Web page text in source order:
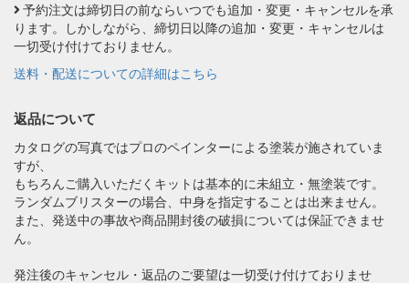
予約注文は締切日の前ならいつでも追加・変更・キャンセルを承
ります。しかしながら、締切日以降の追加・変更・キャンセルは
一切受け付けておりません。
送料・配送についての詳細はこちら
返品について
カタログの写真ではプロのペインターによる塗装が施されていま
すが、
もちろんご購入いただくキットは基本的に未組立・無塗装です。
ランダムブリスターの場合、中身を指定することは出来ません。
また、発送中の事故や商品開封後の破損については保証できませ
ん。
発注後のキャンセル・返品のご要望は一切受け付けておりませ